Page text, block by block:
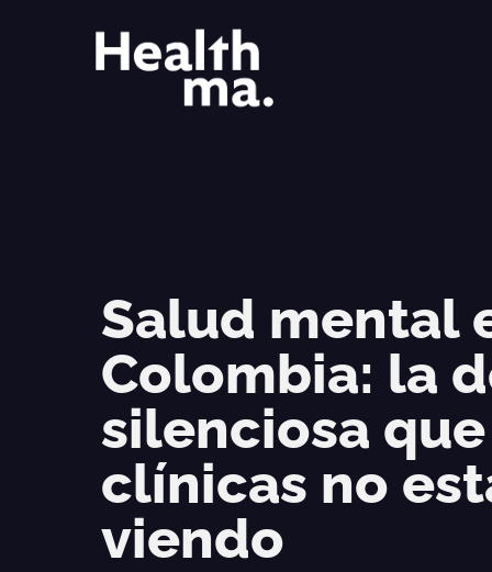
Salud mental
Colombia: la
silenciosa
clínicas no
viendo